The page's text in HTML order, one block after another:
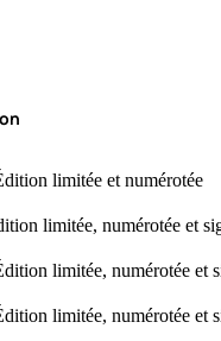
limitée et numérotée
limitée, numérotée et
limitée, numérotée et
limitée, numérotée et